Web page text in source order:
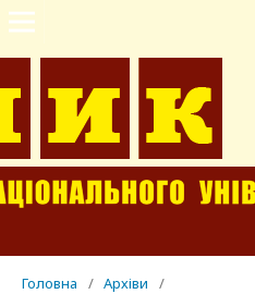
Головна / Архіви
/